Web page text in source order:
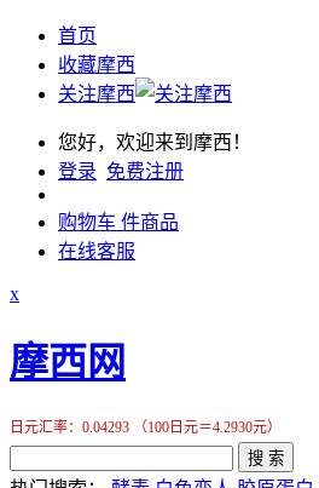
首页
收藏摩西
关注摩西
您好，欢迎来到摩西！
登录 免费注册
购物车 件商品
在线客服
x
摩西网
日元汇率：0.04293 （100日元＝4.2930元）
搜 索